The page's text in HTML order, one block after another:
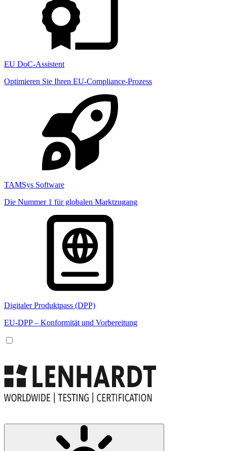
EU DoC-Assistent
Optimieren Sie Ihren EU-Compliance-Prozess
TAMSys Software
Die Nummer 1 für globalen Marktzugang
Digitaler Produktpass (DPP)
EU-DPP – Konformität und Vorbereitung